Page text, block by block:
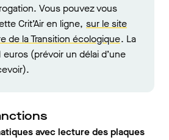
Vous pouvez vous
Crit’Air en ligne, sur le site
de la Transition écologique. La
(prévoir un délai d’une
avec lecture des plaques